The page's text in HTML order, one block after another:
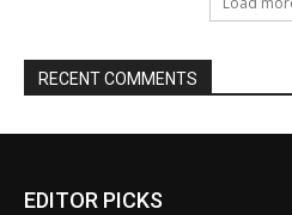
EDITOR PICKS